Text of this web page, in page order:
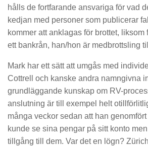
hålls de fortfarande ansvariga för vad
kedjan med personer som publicerar
kommer att anklagas för brottet, liksom
ett bankrån, han/hon är medbrottsling
Mark har ett sätt att umgås med
Cottrell och kanske andra namngivna
grundläggande kunskap om RV-
anslutning är till exempel helt
många veckor sedan att han
kunde se sina pengar på sitt konto
tillgång till dem. Var det en lögn?